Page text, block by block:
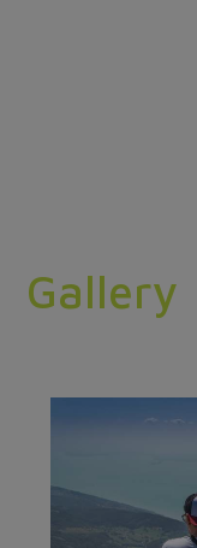
Gallery